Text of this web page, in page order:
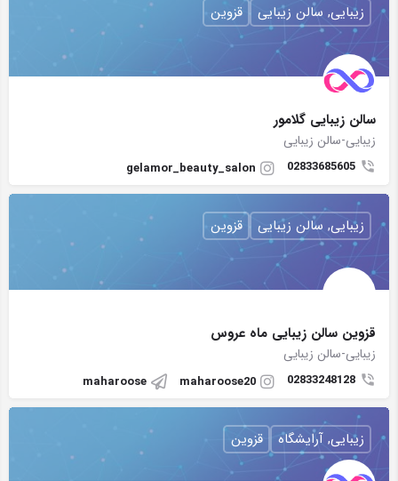
سالن زیبایی گلامور
زیبایی-سالن زیبایی
02833685605
gelamor_beauty_salon
زیبایی, سالن زیبایی قزوین
قزوین سالن زیبایی ماه عروس
زیبایی-سالن زیبایی
02833248128
maharoose20
maharoose
زیبایی, سالن زیبایی قزوین
زیبایی, آرایشگاه قزوین